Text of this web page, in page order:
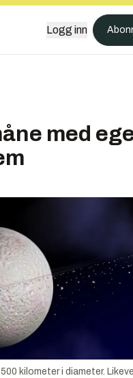
Logg inn
med
kilometer i diameter.